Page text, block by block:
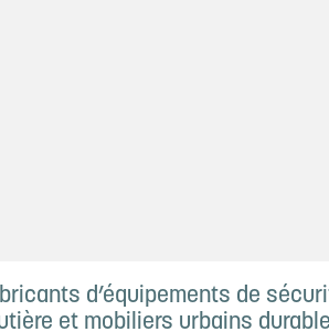
d’équipements de
et mobiliers urbains